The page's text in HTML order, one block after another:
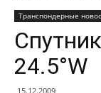
Транспондерные
24.5°W
15.12.2009